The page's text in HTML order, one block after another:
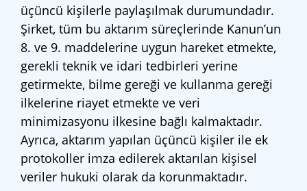
üçüncü kişilerle paylaşılmak durumundadır.
Şirket, tüm bu aktarım süreçlerinde Kanun’un
8. ve 9. maddelerine uygun hareket etmekte,
gerekli teknik ve idari tedbirleri yerine
getirmekte, bilme gereği ve kullanma gereği
ilkelerine riayet etmekte ve veri
minimizasyonu ilkesine bağlı kalmaktadır.
Ayrıca, aktarım yapılan üçüncü kişiler ile ek
protokoller imza edilerek aktarılan kişisel
veriler hukuki olarak da korunmaktadır.